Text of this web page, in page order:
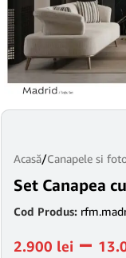
Acasă/Canapele si
Set Canapea
Cod Produs:
2.900 lei –